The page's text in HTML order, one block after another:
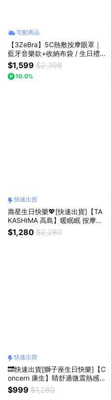
宅配商品
【3ZeBra】5C熱敷按摩眼罩｜
藍牙音樂款+收納布袋 / 生日禮
朋友 家人送禮推薦 情人節禮物
閨密禮 交換禮物 母親節禮物 父
親節禮物 1+1組合『LINE禮物獨
$1,599 $2,398
10.0%
快速出貨
壽星生日快樂💖[快速出貨]【TA
KASHIMA 高島】暖眠眠 按摩眼
罩M-203(舒眠舒壓/生日禮物/獅
子座禮物)
$1,280 $2,280
快速出貨
🔜快速出貨[獅子座生日快樂]【C
oncern 康生】睛舒適微震熱感
眼部按摩器(多色任選)
$999 $1,280